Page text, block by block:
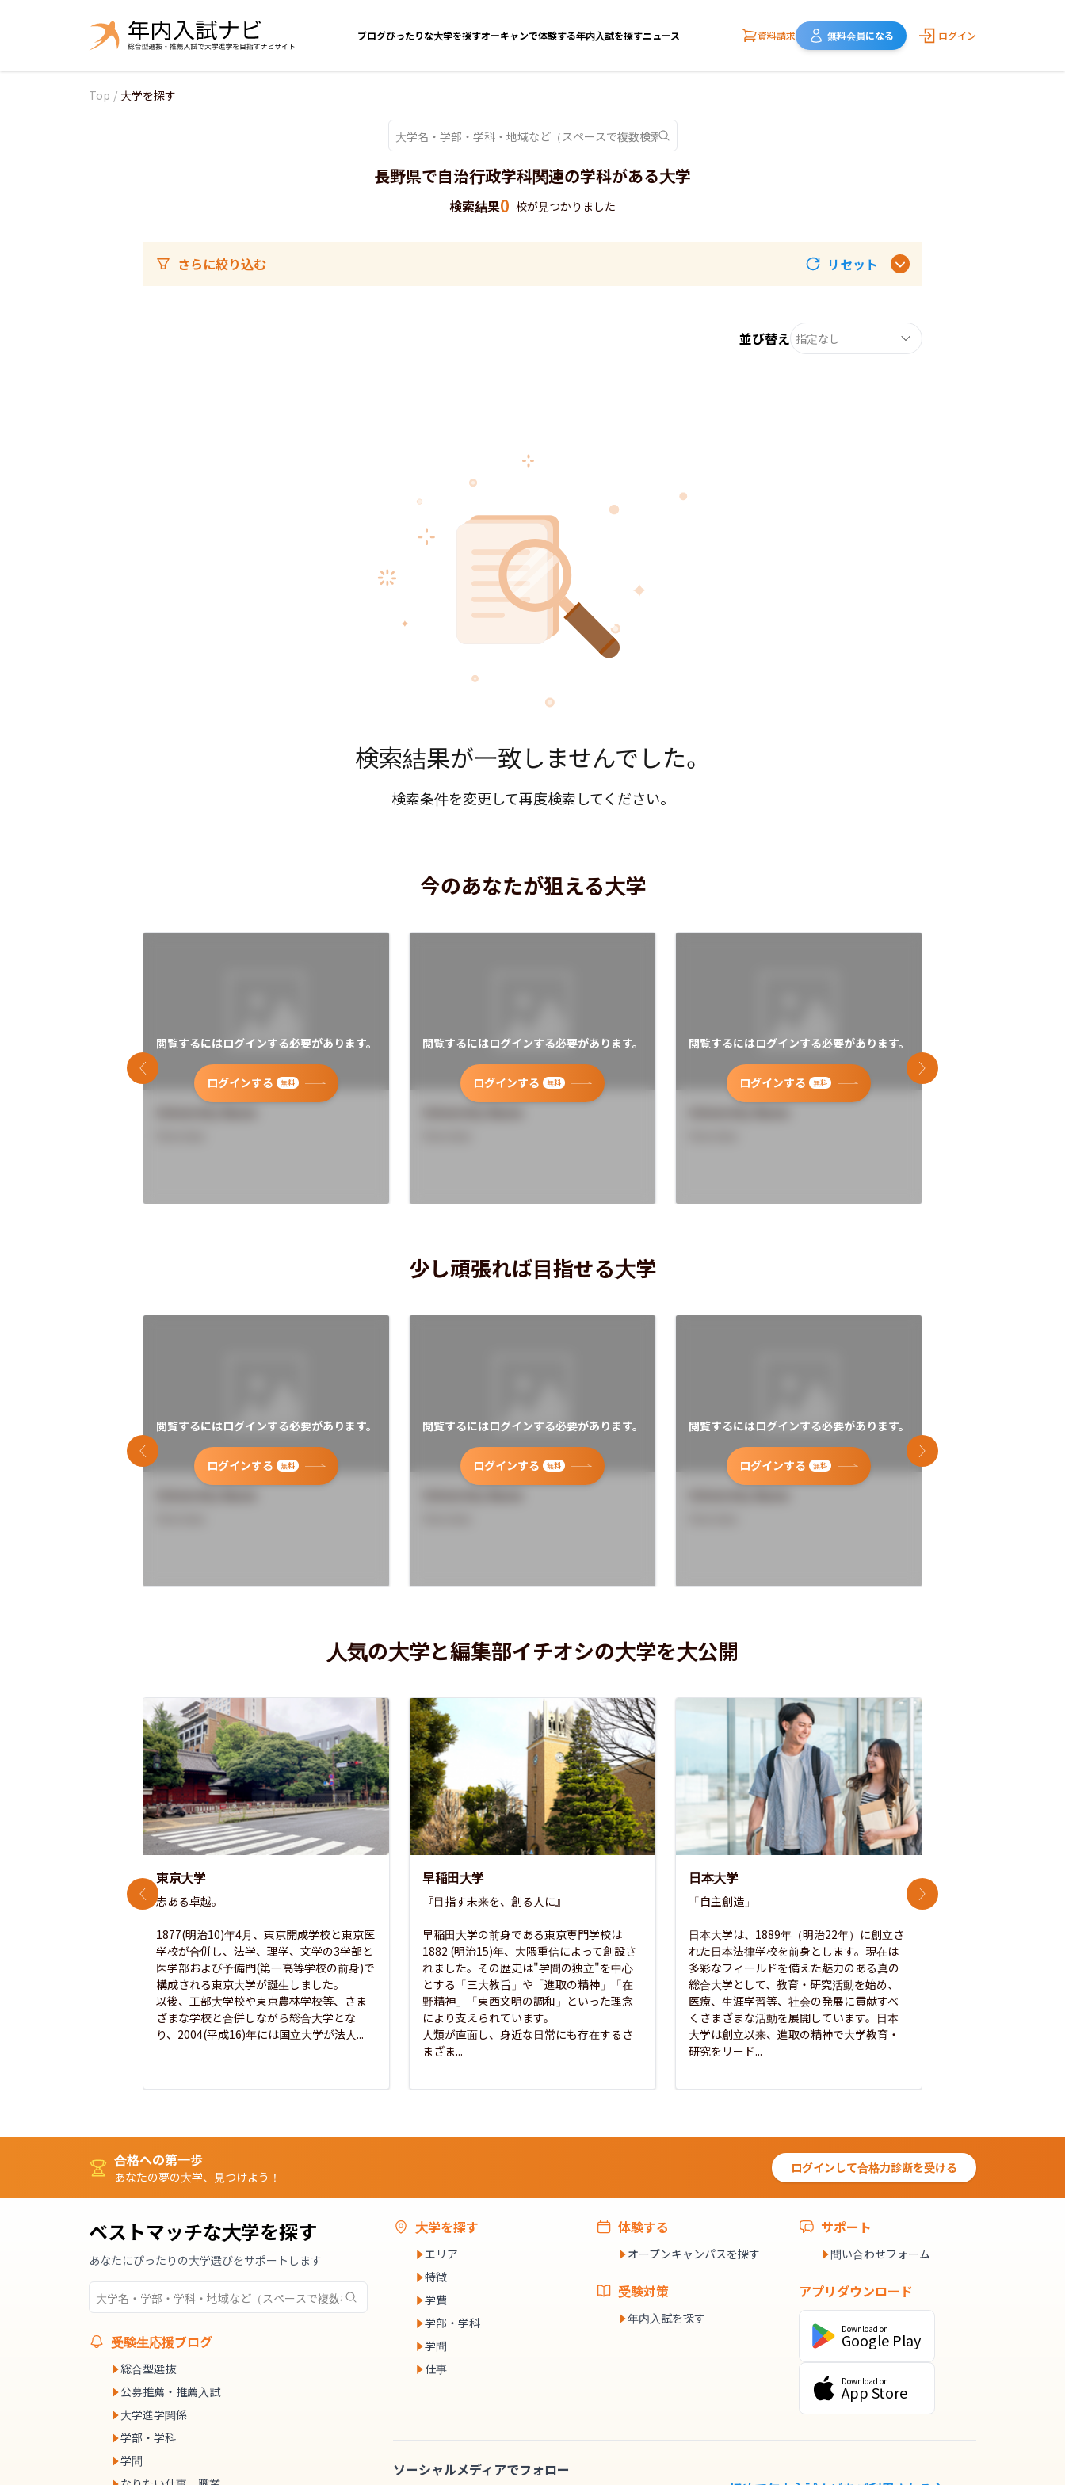
ブログぴったりな大学を探すオーキャンで体験する年内入試を探すニュース 資料請求 無料会員になる ログイン
Top / 大学を探す
長野県で自治行政学科関連の学科がある大学
検索結果0 校が見つかりました
さらに絞り込む リセット
並び替え 指定なし
検索結果が一致しませんでした。
検索条件を変更して再度検索してください。
今のあなたが狙える大学
閲覧するにはログインする必要があります。
ログインする 無料
閲覧するにはログインする必要があります。
ログインする 無料
閲覧するにはログインする必要があります。
ログインする 無料
前のスライド 次のスライド
少し頑張れば目指せる大学
閲覧するにはログインする必要があります。
ログインする 無料
閲覧するにはログインする必要があります。
ログインする 無料
閲覧するにはログインする必要があります。
ログインする 無料
前のスライド 次のスライド
人気の大学と編集部イチオシの大学を大公開
東京大学
志ある卓越。
1877(明治10)年4月、東京開成学校と東京医
学校が合併し、法学、理学、文学の3学部と
医学部および予備門(第一高等学校の前身)で
構成される東京大学が誕生しました。
以後、工部大学校や東京農林学校等、さま
ざまな学校と合併しながら総合大学とな
り、2004(平成16)年には国立大学が法人...
早稲田大学
『目指す未来を、創る人に』
早稲田大学の前身である東京専門学校は
1882 (明治15)年、大隈重信によって創設さ
れました。その歴史は"学問の独立"を中心
とする「三大教旨」や「進取の精神」「在
野精神」「東西文明の調和」といった理念
により支えられています。
人類が直面し、身近な日常にも存在するさ
まざま...
日本大学
「自主創造」
日本大学は、1889年（明治22年）に創立さ
れた日本法律学校を前身とします。現在は
多彩なフィールドを備えた魅力のある真の
総合大学として、教育・研究活動を始め、
医療、生涯学習等、社会の発展に貢献すべ
くさまざまな活動を展開しています。日本
大学は創立以来、進取の精神で大学教育・
研究をリード...
前のスライド 次のスライド
合格への第一歩
あなたの夢の大学、見つけよう！
ログインして合格力診断を受ける
ベストマッチな大学を探す
あなたにぴったりの大学選びをサポートします
受験生応援ブログ
総合型選抜
公募推薦・推薦入試
大学進学関係
学部・学科
学問
大学を探す
エリア
特徴
学費
学部・学科
学問
仕事
体験する
オープンキャンパスを探す
受験対策
年内入試を探す
サポート
問い合わせフォーム
アプリダウンロード
Download on
Google Play
Download on
App Store
ソーシャルメディアでフォロー